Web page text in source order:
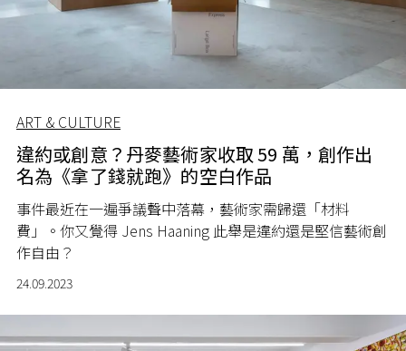
ART & CULTURE
違約或創意？丹麥藝術家收取 59 萬，創作出
名為《拿了錢就跑》的空白作品
事件最近在一遍爭議聲中落幕，藝術家需歸還「材料
費」。你又覺得 Jens Haaning 此舉是違約還是堅信藝術創
作自由？
24.09.2023